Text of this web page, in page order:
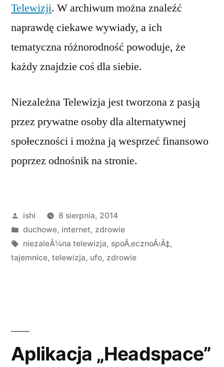
Telewizji. W archiwum można znaleźć
naprawdę ciekawe wywiady, a ich
tematyczna różnorodność powoduje, że
każdy znajdzie coś dla siebie.
Niezależna Telewizja jest tworzona z pasją
przez prywatne osoby dla alternatywnej
społeczności i można ją wesprzeć finansowo
poprzez odnośnik na stronie.
Opublikowane
przez
ishi
8 sierpnia, 2014
Opublikowano
w
duchowe, internet, zdrowie
Tagi:
niezaleÅ¼na telewizja, spoÅ‚ecznoÅ›Ä‡,
tajemnice, telewizja, ufo, zdrowie
Aplikacja „Headspace”